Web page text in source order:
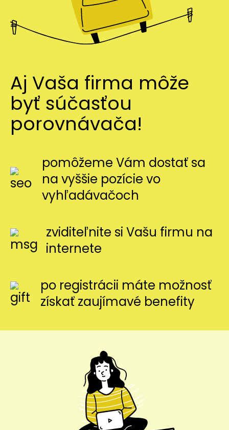
Aj Vaša firma môže
byť súčasťou
porovnávača!
pomôžeme Vám dostať sa
na vyššie pozície vo
vyhľadávačoch
zviditeľnite si Vašu firmu na
internete
po registrácii máte možnosť
získať zaujímavé benefity